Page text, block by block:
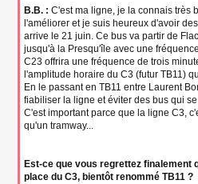
B.B. : C'est ma ligne, je la connais très
l'améliorer et je suis heureux d'avoir
arrive le 21 juin. Ce bus va partir de
jusqu'à la Presqu'île avec une
C23 offrira une fréquence de trois
l'amplitude horaire du C3 (futur TB11)
En le passant en TB11 entre Laurent
fiabiliser la ligne et éviter des bus qui
C'est important parce que la ligne C3,
qu'un tramway...
Est-ce que vous regrettez finalement
place du C3, bientôt renommé TB11 ?